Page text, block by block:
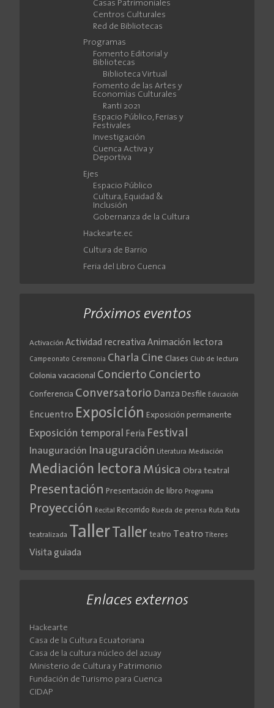
Casas Patrimoniales
Centros Culturales
Red de Bibliotecas
Programas
Fomento Editorial y
Bibliotecas
Biblioteca Virtual
Fomento de las Artes y
Economías Culturales
Ranti 2021
Espacio Público, Ferias y
Festivales
Investigación
Cuenca Activa y
Deportiva
Ejes
Espacio Público
Cultura, Equidad &
Inclusión
Gobernanza de la Cultura
Hackearte.ec
Cultura de Barrio
Feria del Libro Cuenca
Próximos eventos
Activación Actividad recreativa Animación lectora
Campeonato Ceremonia Charla Cine Clases Club de lectura
Colonia vacacional Concierto Concierto
Conferencia Conversatorio Danza Desfile Educación
Encuentro Exposición Exposición permanente
Exposición temporal Feria Festival
Inauguración Inauguración Literatura Mediación
Mediación lectora Música Obra teatral
Presentación Presentación de libro Programa
Proyección Recital Recorrido Rueda de prensa Ruta Ruta
teatralizada Taller Taller teatro Teatro Títeres
Visita guiada
Enlaces externos
Hackearte
Casa de la Cultura Ecuatoriana
Casa de la cultura núcleo del azuay
Ministerio de Cultura y Patrimonio
Fundación de Turismo para Cuenca
CIDAP